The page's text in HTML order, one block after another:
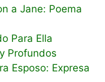
a Jane: Poema
Para Ella
Profundos
Esposo: Expresa